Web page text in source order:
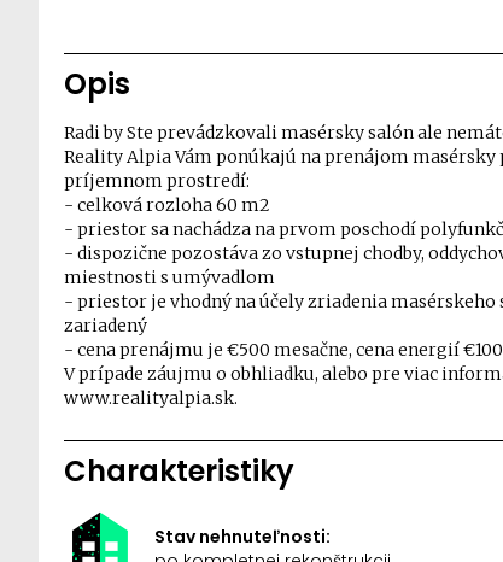
Opis
Radi by Ste prevádzkovali masérsky salón ale
Reality Alpia Vám ponúkajú na prenájom
príjemnom prostredí:
- celková rozloha 60 m2
- priestor sa nachádza na prvom poschodí
- dispozične pozostáva zo vstupnej chodby,
miestnosti s umývadlom
- priestor je vhodný na účely zriadenia
zariadený
- cena prenájmu je €500 mesačne, cena energií
V prípade záujmu o obhliadku, alebo pre viac
www.realityalpia.sk.
Charakteristiky
Stav nehnuteľnosti: